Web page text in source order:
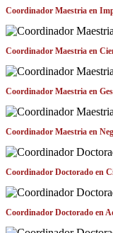
Coordinador Maestria en
Coordinador Maestria en
Coordinador Maestria en
Coordinador Maestria en
Coordinador Doctorado en
Coordinador Doctorado en